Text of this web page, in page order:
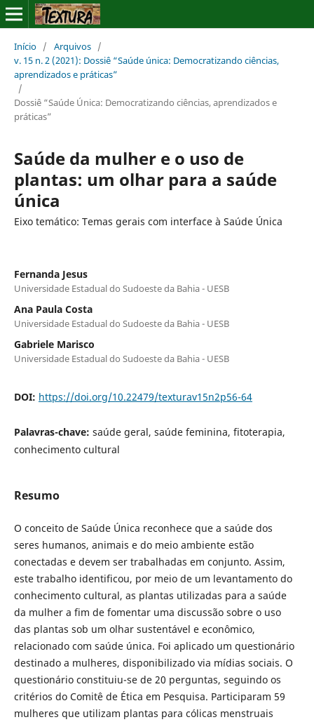
Início / Arquivos /
v. 15 n. 2 (2021): Dossiê “Saúde única: Democratizando ciências,
aprendizados e práticas”
/
Dossiê “Saúde Única: Democratizando ciências, aprendizados e
práticas”
Saúde da mulher e o uso de
plantas: um olhar para a saúde
única
Eixo temático: Temas gerais com interface à Saúde Única
Fernanda Jesus
Universidade Estadual do Sudoeste da Bahia - UESB
Ana Paula Costa
Universidade Estadual do Sudoeste da Bahia - UESB
Gabriele Marisco
Universidade Estadual do Sudoeste da Bahia - UESB
DOI: https://doi.org/10.22479/texturav15n2p56-64
Palavras-chave: saúde geral, saúde feminina, fitoterapia,
conhecimento cultural
Resumo
O conceito de Saúde Única reconhece que a saúde dos
seres humanos, animais e do meio ambiente estão
conectadas e devem ser trabalhadas em conjunto. Assim,
este trabalho identificou, por meio de um levantamento do
conhecimento cultural, as plantas utilizadas para a saúde
da mulher a fim de fomentar uma discussão sobre o uso
das plantas sob um olhar sustentável e econômico,
relacionado com saúde única. Foi aplicado um questionário
destinado a mulheres, disponibilizado via mídias sociais. O
questionário constituiu-se de 20 perguntas, seguindo os
critérios do Comitê de Ética em Pesquisa. Participaram 59
mulheres que utilizam plantas para cólicas menstruais